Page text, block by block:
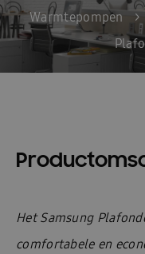
Warmtepompen
>
Het Samsung
comfortabele en